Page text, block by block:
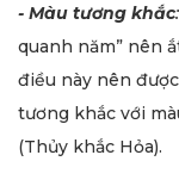
- Màu tương khắc:
quanh năm” nên
điều này nên
tương khắc với
(Thủy khắc Hỏa).